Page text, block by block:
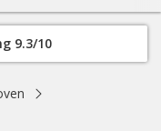
9.3/10